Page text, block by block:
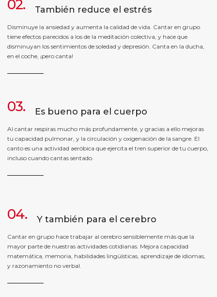
02. También reduce el estrés
Disminuye la ansiedad y aumenta la calidad de vida. Cantar en grupo
tiene efectos parecidos a los de la meditación colectiva, y hace que
disminuyan los sentimientos de soledad y depresión. Canta en la ducha,
en el coche, ¡pero canta!
03. Es bueno para el cuerpo
Al cantar respiras mucho más profundamente, y gracias a ello mejoras
tu capacidad pulmonar, y la circulación y oxigenación de la sangre. El
canto es una actividad aeróbica que ejercita el tren superior de tu cuerpo,
incluso cuando cantas sentado.
04. Y también para el cerebro
Cantar en grupo hace trabajar al cerebro sensiblemente más que la
mayor parte de nuestras actividades cotidianas. Mejora capacidad
matemática, memoria, habilidades lingüísticas, aprendizaje de idiomas,
y razonamiento no verbal.